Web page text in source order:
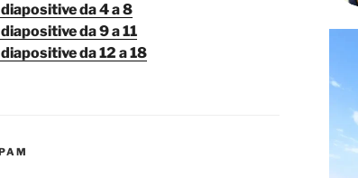
da 4 a 8
da 9 a 11
da 12 a 18